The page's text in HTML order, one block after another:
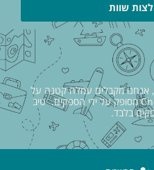
שוות
אנחנו מקבלים עמלה קטנה על
ההזמנה. התוכן בפורטל Check in out מסופק על ידי הספקים. טיב
בלבד.